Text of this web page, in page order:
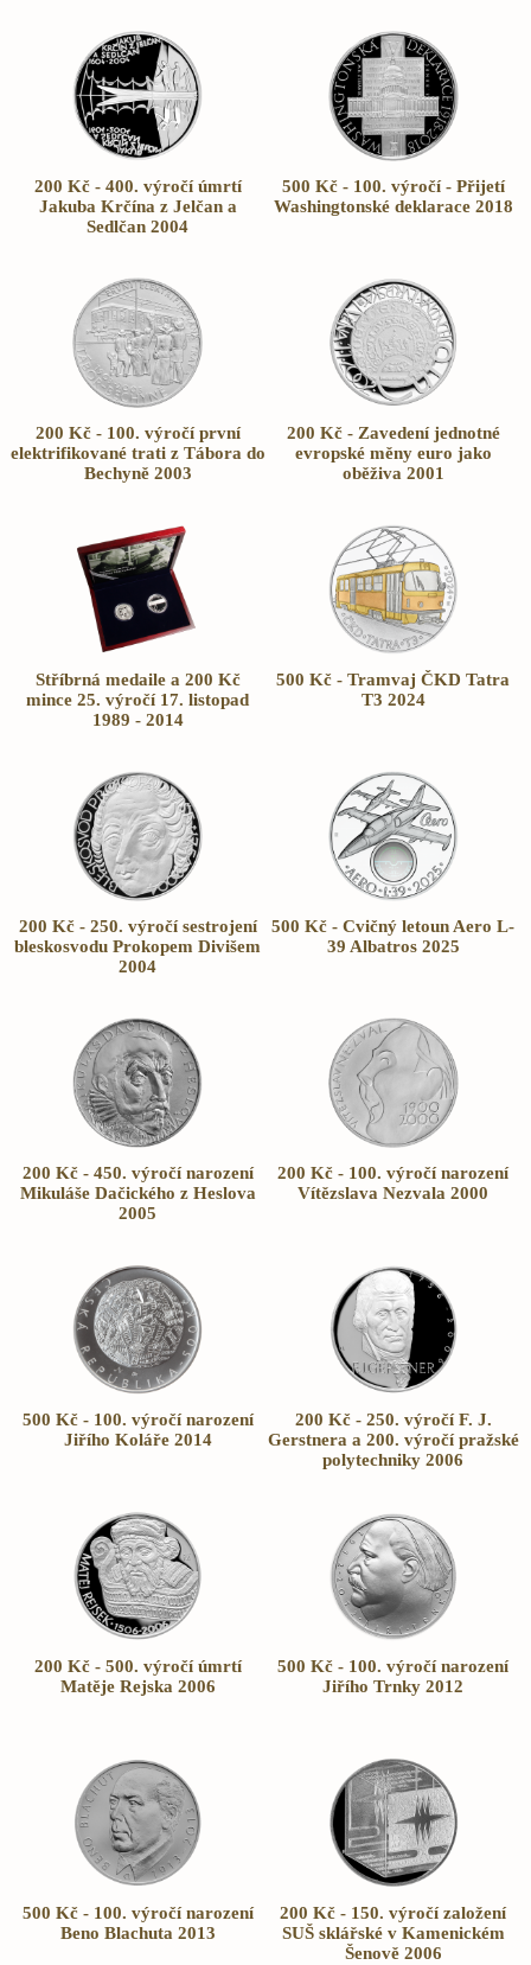
200 Kč - 400. výročí úmrtí
Jakuba Krčína z Jelčan a
Sedlčan 2004
500 Kč - 100. výročí - Přijetí
Washingtonské deklarace 2018
200 Kč - 100. výročí první
elektrifikované trati z Tábora do
Bechyně 2003
200 Kč - Zavedení jednotné
evropské měny euro jako
oběživa 2001
Stříbrná medaile a 200 Kč
mince 25. výročí 17. listopad
1989 - 2014
500 Kč - Tramvaj ČKD Tatra
T3 2024
200 Kč - 250. výročí sestrojení
bleskosvodu Prokopem Divišem
2004
500 Kč - Cvičný letoun Aero L-
39 Albatros 2025
200 Kč - 450. výročí narození
Mikuláše Dačického z Heslova
2005
200 Kč - 100. výročí narození
Vítězslava Nezvala 2000
500 Kč - 100. výročí narození
Jiřího Koláře 2014
200 Kč - 250. výročí F. J.
Gerstnera a 200. výročí pražské
polytechniky 2006
200 Kč - 500. výročí úmrtí
Matěje Rejska 2006
500 Kč - 100. výročí narození
Jiřího Trnky 2012
500 Kč - 100. výročí narození
Beno Blachuta 2013
200 Kč - 150. výročí založení
SUŠ sklářské v Kamenickém
Šenově 2006